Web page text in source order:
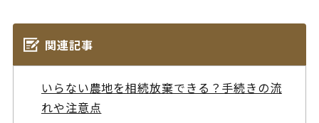
関連記事
いらない農地を相続放棄できる？手続きの流
れや注意点